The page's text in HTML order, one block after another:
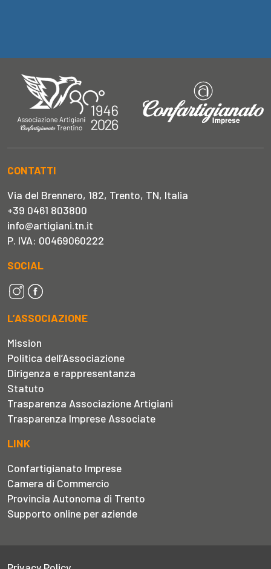
CONTATTI
Via del Brennero, 182, Trento, TN, Italia
+39 0461 803800
info@artigiani.tn.it
P. IVA: 00469060222
SOCIAL
L’ASSOCIAZIONE
Mission
Politica dell’Associazione
Dirigenza e rappresentanza
Statuto
Trasparenza Associazione Artigiani
Trasparenza Imprese Associate
LINK
Confartigianato Imprese
Camera di Commercio
Provincia Autonoma di Trento
Supporto online per aziende